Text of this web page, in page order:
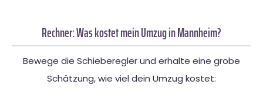
Rechner: Was kostet mein Umzug in Mannheim?
Bewege die Schieberegler und erhalte eine grobe
Schätzung, wie viel dein Umzug kostet: